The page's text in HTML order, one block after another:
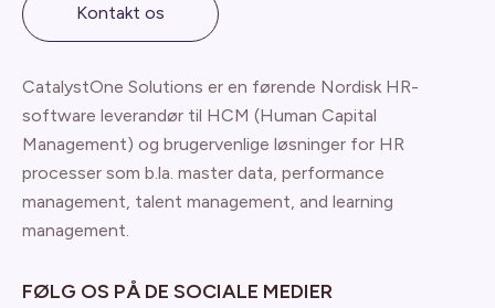
Kontakt os
CatalystOne Solutions er en førende Nordisk HR-
software leverandør til HCM (Human Capital
Management) og brugervenlige løsninger for HR
processer som b.la. master data, performance
management, talent management, and learning
management.
FØLG OS PÅ DE SOCIALE MEDIER